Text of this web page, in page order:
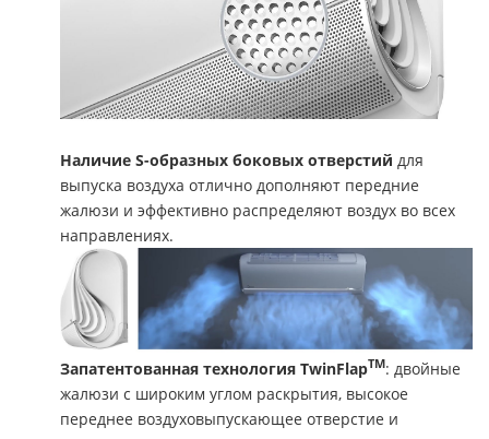
Наличие S-образных боковых отверстий для
выпуска воздуха отлично дополняют передние
жалюзи и эффективно распределяют воздух во всех
направлениях.
Запатентованная технология TwinFlapТМ: двойные
жалюзи с широким углом раскрытия, высокое
переднее воздуховыпускающее отверстие и